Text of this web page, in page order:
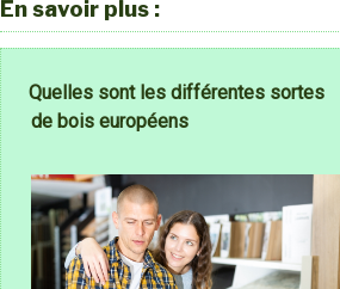
En savoir plus :
Quelles sont les différentes sortes
de bois européens